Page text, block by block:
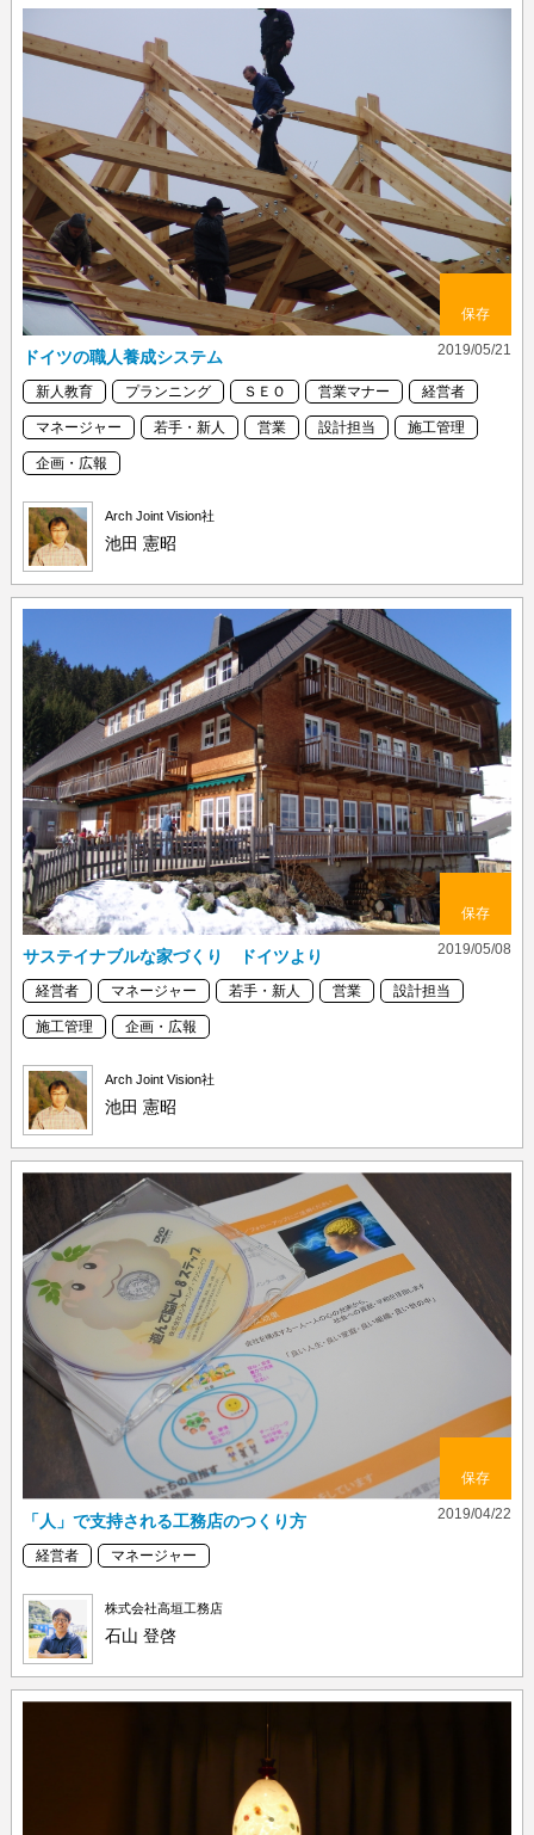
保存
2019/05/21
ドイツの職人養成システム
新人教育 プランニング ＳＥＯ 営業マナー 経営者
マネージャー 若手・新人 営業 設計担当 施工管理
企画・広報
Arch Joint Vision社
池田 憲昭
保存
2019/05/08
サステイナブルな家づくり ドイツより
経営者 マネージャー 若手・新人 営業 設計担当
施工管理 企画・広報
Arch Joint Vision社
池田 憲昭
保存
2019/04/22
「人」で支持される工務店のつくり方
経営者 マネージャー
株式会社高垣工務店
石山 登啓